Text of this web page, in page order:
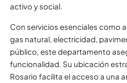
activo y social.
Con servicios esenciales como
gas natural, electricidad,
público, este departamento
funcionalidad. Su ubicación
Rosario facilita el acceso a una